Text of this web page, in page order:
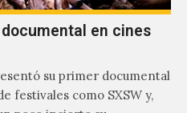
en cines
su primer documental
festivales como SXSW y,